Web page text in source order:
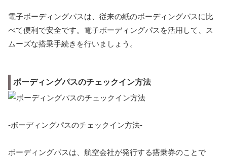
電子ボーディングパスは、従来の紙のボーディングパスに比
べて便利で安全です。電子ボーディングパスを活用して、ス
ムーズな搭乗手続きを行いましょう。
ボーディングパスのチェックイン方法
-ボーディングパスのチェックイン方法-
ボーディングパスは、航空会社が発行する搭乗券のことで